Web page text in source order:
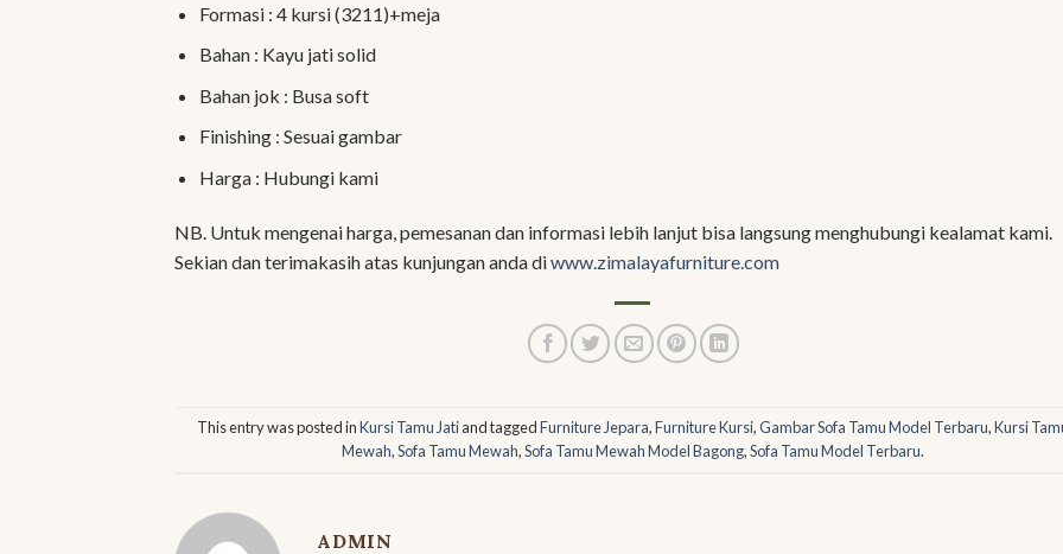
Formasi : 4 kursi (3211)+meja
Bahan : Kayu jati solid
Bahan jok : Busa soft
Finishing : Sesuai gambar
Harga : Hubungi kami
NB. Untuk mengenai harga, pemesanan dan informasi lebih lanjut bisa langsung menghubungi kealamat kami.
Sekian dan terimakasih atas kunjungan anda diwww.zimalayafurniture.com
This entry was posted inKursi Tamu Jatiand taggedFurniture Jepara,Furniture Kursi,Gambar Sofa Tamu Model Terbaru,Kursi
Mewah,Sofa Tamu Mewah,Sofa Tamu Mewah Model Bagong,Sofa Tamu Model Terbaru.
ADMIN